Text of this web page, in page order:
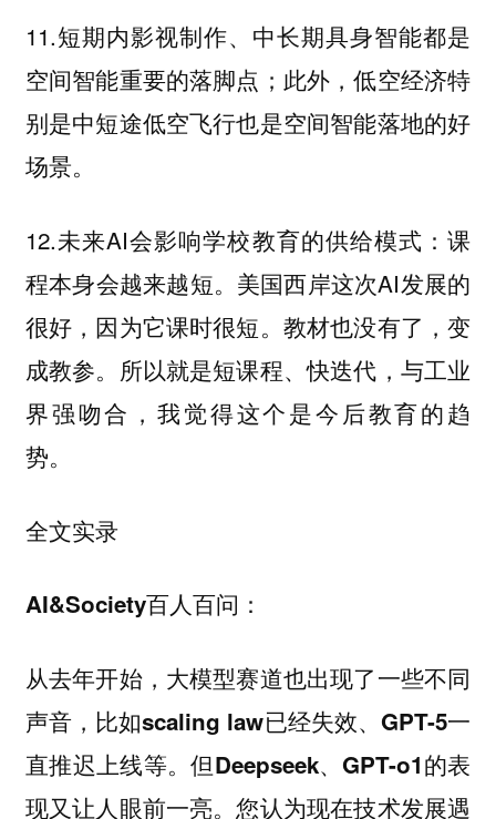
11.短期内影视制作、中长期具身智能都是
空间智能重要的落脚点；此外，低空经济特
别是中短途低空飞行也是空间智能落地的好
场景。
12.未来AI会影响学校教育的供给模式：课
程本身会越来越短。美国西岸这次AI发展的
很好，因为它课时很短。教材也没有了，变
成教参。所以就是短课程、快迭代，与工业
界强吻合，我觉得这个是今后教育的趋
势。
全文实录
AI&Society百人百问：
从去年开始，大模型赛道也出现了一些不同
声音，比如scaling law已经失效、GPT-5一
直推迟上线等。但Deepseek、GPT-o1的表
现又让人眼前一亮。您认为现在技术发展遇